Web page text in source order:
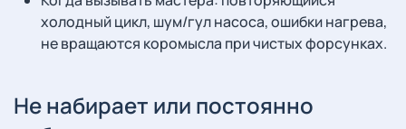
холодный цикл, шум/гул насоса, ошибки нагрева,
не вращаются коромысла при чистых форсунках.
Не набирает или постоянно